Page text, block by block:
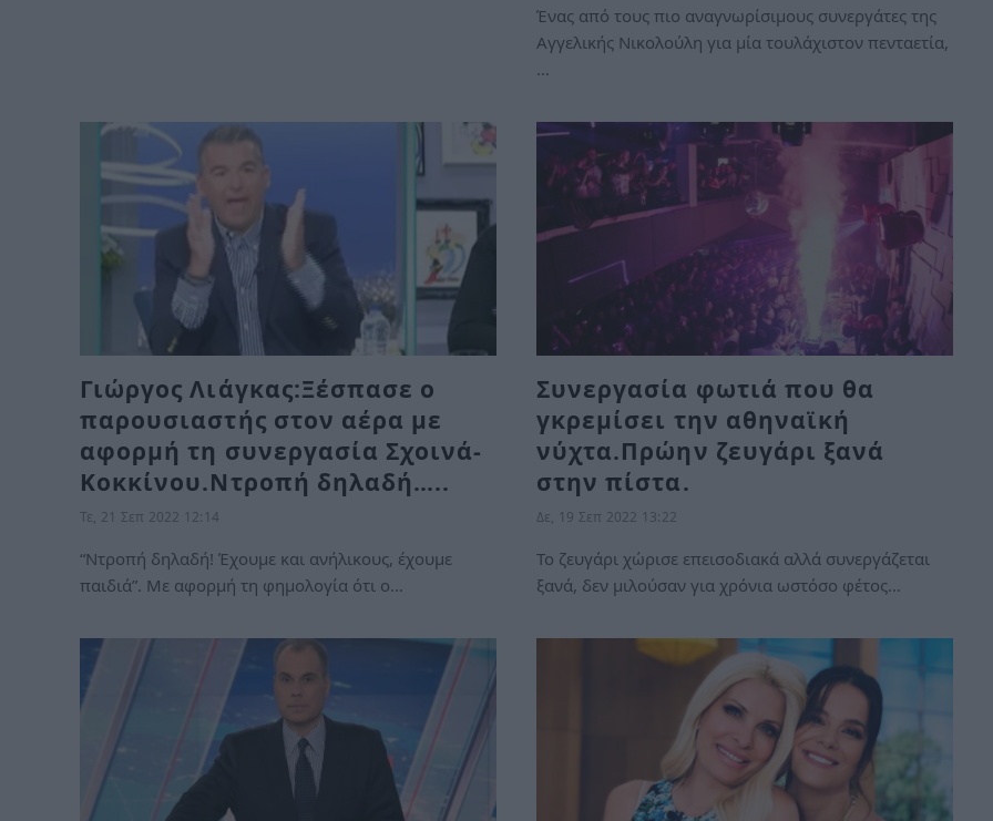
Ένας από τους πιο αναγνωρίσιμους συνεργάτες της
Αγγελικής Νικολούλη για μία τουλάχιστον πενταετία,
…
Γιώργος Λιάγκας:Ξέσπασε ο
παρουσιαστής στον αέρα με
αφορμή τη συνεργασία Σχοινά-
Κοκκίνου.Ντροπή δηλαδή…..
Τε, 21 Σεπ 2022 12:14
“Ντροπή δηλαδή! Έχουμε και ανήλικους, έχουμε
παιδιά”. Με αφορμή τη φημολογία ότι ο…
Συνεργασία φωτιά που θα
γκρεμίσει την αθηναϊκή
νύχτα.Πρώην ζευγάρι ξανά
στην πίστα.
Δε, 19 Σεπ 2022 13:22
Το ζευγάρι χώρισε επεισοδιακά αλλά συνεργάζεται
ξανά, δεν μιλούσαν για χρόνια ωστόσο φέτος…